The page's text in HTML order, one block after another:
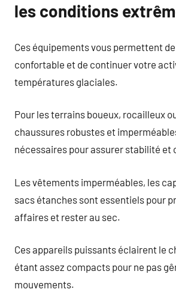
les conditions
Ces équipements vous permettent
confortable et de continuer votre
températures glaciales.
Pour les terrains boueux, rocailleux
chaussures robustes et
nécessaires pour assurer stabilité et
Les vêtements imperméables, les
sacs étanches sont essentiels pour
affaires et rester au sec.
Ces appareils puissants éclairent le
étant assez compacts pour ne pas
mouvements.